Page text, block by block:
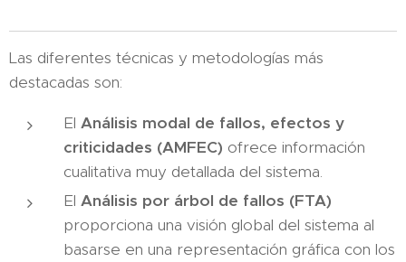
Las diferentes técnicas y metodologías más
destacadas son:
El Análisis modal de fallos, efectos y
criticidades (AMFEC) ofrece información
cualitativa muy detallada del sistema.
El Análisis por árbol de fallos (FTA)
proporciona una visión global del sistema al
basarse en una representación gráfica con los